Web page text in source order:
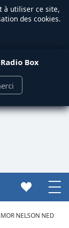
à utiliser ce site,
des cookies.
Box
NELSON NED